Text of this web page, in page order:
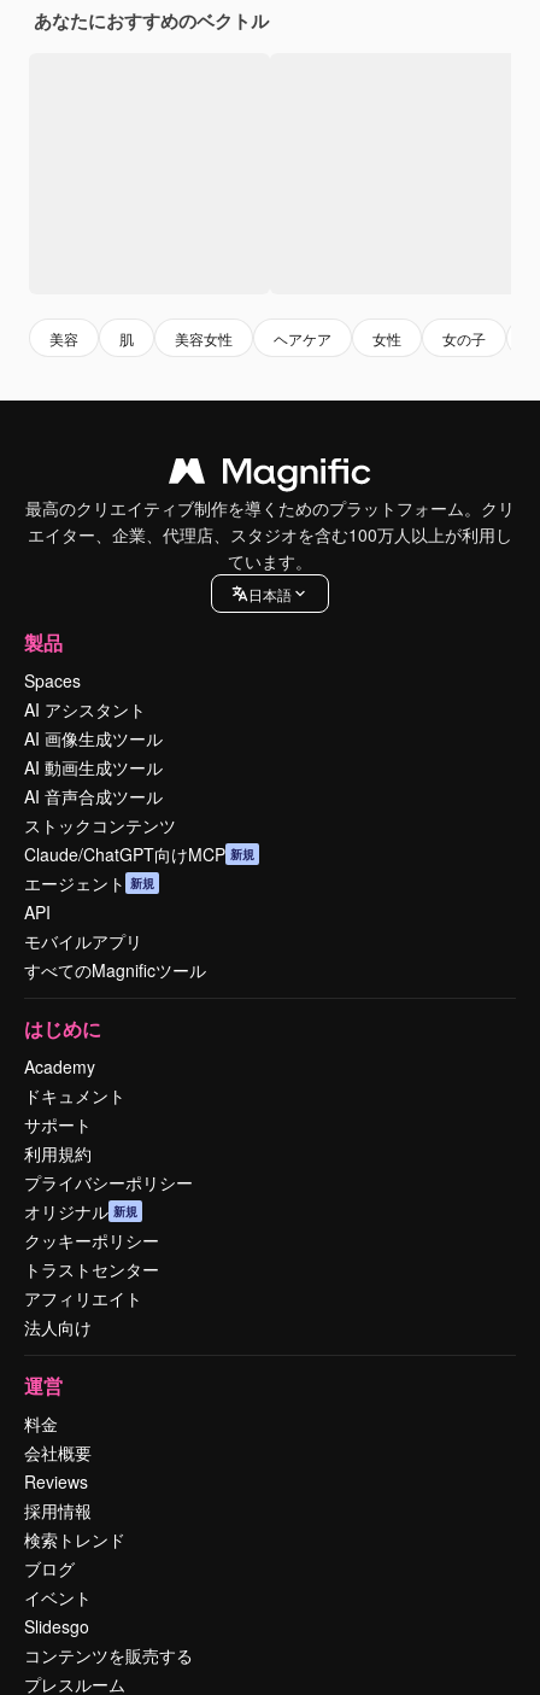
あなたにおすすめのベクトル
美容 肌 美容女性 ヘアケア 女性 女の子
最高のクリエイティブ制作を導くためのプラットフォーム。クリ
エイター、企業、代理店、スタジオを含む100万人以上が利用し
ています。
日本語
製品
Spaces
AI アシスタント
AI 画像生成ツール
AI 動画生成ツール
AI 音声合成ツール
ストックコンテンツ
Claude/ChatGPT向けMCP 新規
エージェント 新規
API
モバイルアプリ
すべてのMagnificツール
はじめに
Academy
ドキュメント
サポート
利用規約
プライバシーポリシー
オリジナル 新規
クッキーポリシー
トラストセンター
アフィリエイト
法人向け
運営
料金
会社概要
Reviews
採用情報
検索トレンド
ブログ
イベント
Slidesgo
コンテンツを販売する
プレスルーム